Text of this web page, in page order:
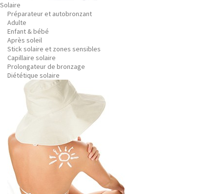
Solaire
Préparateur et autobronzant
Adulte
Enfant & bébé
Après soleil
Stick solaire et zones sensibles
Capillaire solaire
Prolongateur de bronzage
Diététique solaire